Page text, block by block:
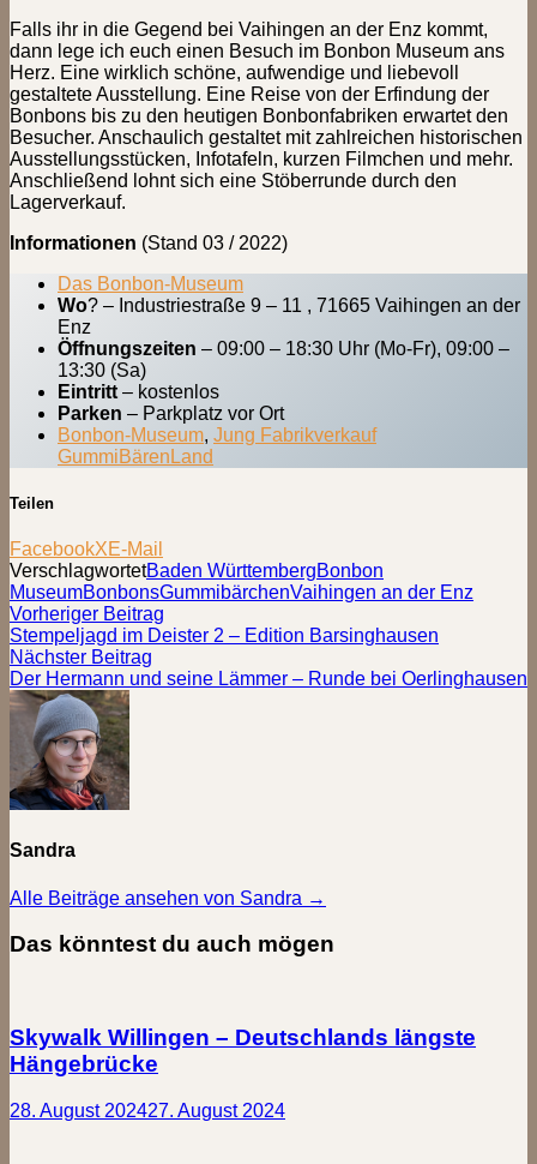
Falls ihr in die Gegend bei Vaihingen an der Enz kommt,
dann lege ich euch einen Besuch im Bonbon Museum ans
Herz. Eine wirklich schöne, aufwendige und liebevoll
gestaltete Ausstellung. Eine Reise von der Erfindung der
Bonbons bis zu den heutigen Bonbonfabriken erwartet den
Besucher. Anschaulich gestaltet mit zahlreichen historischen
Ausstellungsstücken, Infotafeln, kurzen Filmchen und mehr.
Anschließend lohnt sich eine Stöberrunde durch den
Lagerverkauf.
Informationen (Stand 03 / 2022)
Das Bonbon-Museum
Wo? – Industriestraße 9 – 11 , 71665 Vaihingen an der
Enz
Öffnungszeiten – 09:00 – 18:30 Uhr (Mo-Fr), 09:00 –
13:30 (Sa)
Eintritt – kostenlos
Parken – Parkplatz vor Ort
Bonbon-Museum, Jung Fabrikverkauf
GummiBärenLand
Teilen
FacebookXE-Mail
VerschlagwortetBaden WürttembergBonbon
MuseumBonbonsGummibärchenVaihingen an der Enz
Beitragsnavigation
Vorheriger Beitrag
Beitrag:
Stempeljagd im Deister 2 – Edition Barsinghausen
Nächster Beitrag
Beitrag:
Der Hermann und seine Lämmer – Runde bei Oerlinghausen
Sandra
Alle Beiträge ansehen von Sandra →
Das könntest du auch mögen
Skywalk Willingen – Deutschlands längste
Hängebrücke
28. August 202427. August 2024